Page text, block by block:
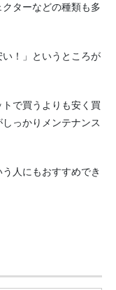
ターなどの種類も多
！」というところが
で買うよりも安く買
っかりメンテナンス
人にもおすすめでき